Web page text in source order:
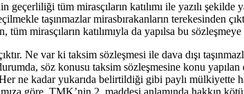
tüm mirasçıların katılımı ile yazılı şekilde
taşınmazlar mirasbırakanların terekesinden
mirasçıların katılımıyla da yapılsa bu
Ne var ki taksim sözleşmesi ile dava dışı
söz konusu taksim sözleşmesine konu
Her ne kadar yukarıda belirtildiği gibi paylı